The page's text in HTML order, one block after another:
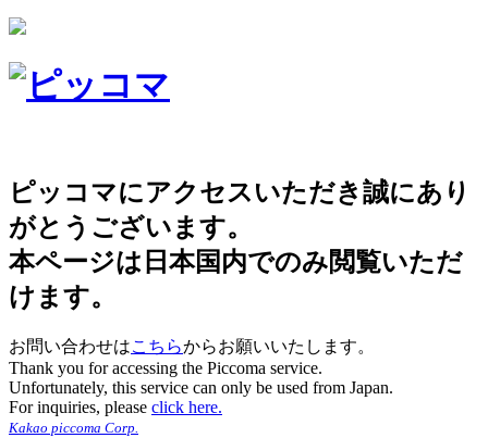
ピッコマにアクセスいただき誠にあり
がとうございます。
本ページは日本国内でのみ閲覧いただ
けます。
お問い合わせはこちらからお願いいたします。
Thank you for accessing the Piccoma service.
Unfortunately, this service can only be used from Japan.
For inquiries, please click here.
Kakao piccoma Corp.